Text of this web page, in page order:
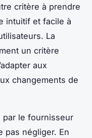
critère à prendre
intuitif et facile à
La
un critère
aux
changements de
par le fournisseur
pas négliger. En